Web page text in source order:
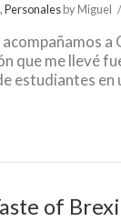
,Personalesby Miguel
a
que me llevé
estudiantes en
of